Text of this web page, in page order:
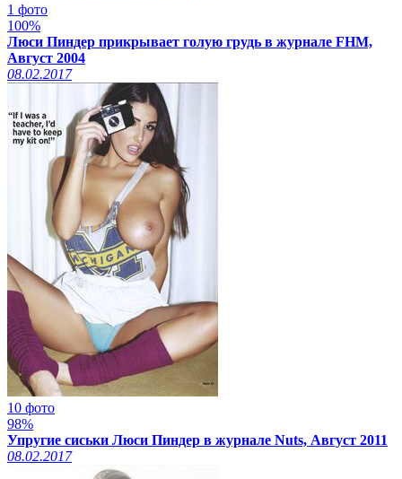
1 фото
100%
Люси Пиндер прикрывает голую грудь в журнале FHM,
Август 2004
08.02.2017
10 фото
98%
Упругие сиськи Люси Пиндер в журнале Nuts, Август 2011
08.02.2017